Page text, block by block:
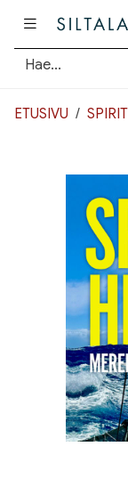
ETUSIVU